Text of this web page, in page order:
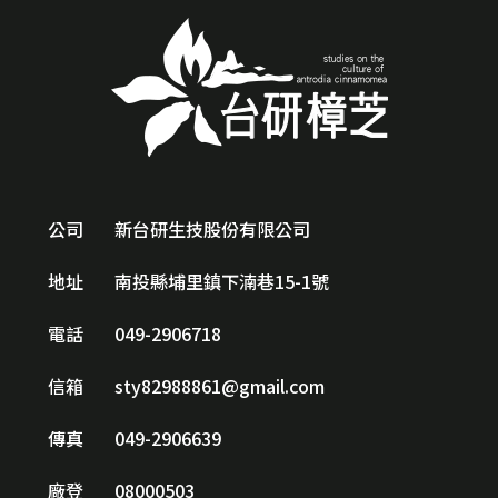
公司
新台研生技股份有限公司
地址
南投縣埔里鎮下湳巷15-1號
電話
049-2906718
信箱
sty82988861@gmail.com
傳真
049-2906639
廠登
08000503